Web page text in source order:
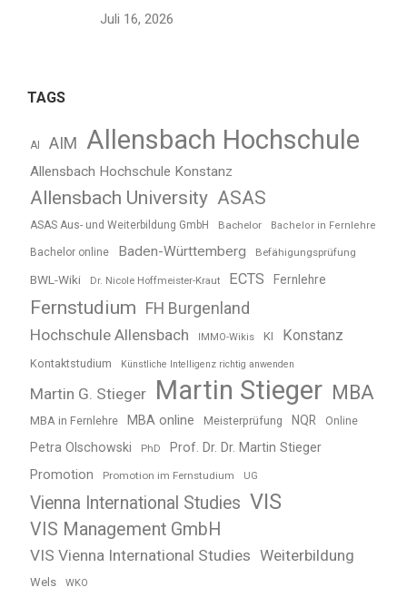
Juli 16, 2026
TAGS
AI AIM Allensbach Hochschule
Allensbach Hochschule Konstanz
Allensbach University ASAS
ASAS Aus- und Weiterbildung GmbH Bachelor Bachelor in Fernlehre
Bachelor online Baden-Württemberg Befähigungsprüfung
BWL-Wiki Dr. Nicole Hoffmeister-Kraut ECTS Fernlehre
Fernstudium
FH Burgenland
Hochschule Allensbach
IMMO-Wikis KI Konstanz
Kontaktstudium Künstliche Intelligenz richtig anwenden
Martin G. Stieger Martin Stieger MBA
MBA in Fernlehre MBA online Meisterprüfung NQR Online
Petra Olschowski PhD Prof. Dr. Dr. Martin Stieger
Promotion Promotion im Fernstudium UG
Vienna International Studies VIS
VIS Management GmbH
VIS Vienna International Studies Weiterbildung
Wels WKO